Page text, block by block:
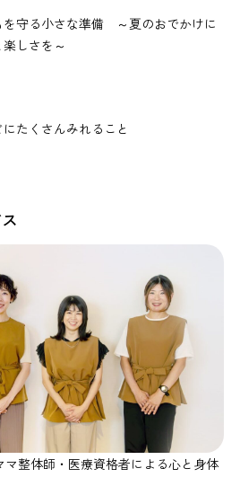
を守る小さな準備 ～夏のおでかけに
しさを～
たくさんみれること
整体師・医療資格者による心と身体